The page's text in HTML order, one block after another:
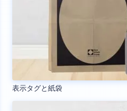
表示タグと紙袋